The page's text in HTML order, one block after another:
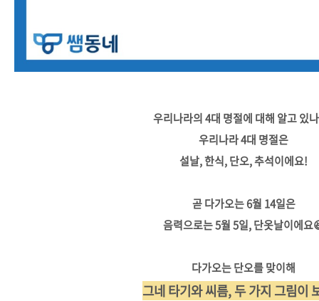
우리나라의 4대 명절에 대해 알고 있
우리나라 4대 명절은
설날, 한식, 단오, 추석이에요!
곧 다가오는 6월 14일은
음력으로는 5월 5일, 단옷날이에요
다가오는 단오를 맞이해
그네 타기와 씨름,두 가지 그림이